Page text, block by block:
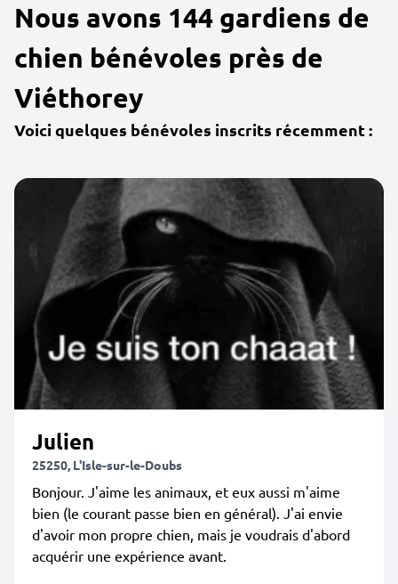
Nous avons 144 gardiens de
chien bénévoles près de
Viéthorey
Voici quelques bénévoles inscrits récemment :
Julien
25250, L'Isle-sur-le-Doubs
Bonjour. J'aime les animaux, et eux aussi m'aime
bien (le courant passe bien en général). J'ai envie
d'avoir mon propre chien, mais je voudrais d'abord
acquérir une expérience avant.